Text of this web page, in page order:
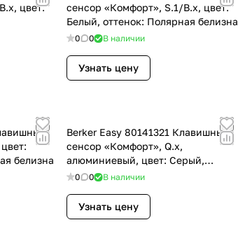
цвет:
сенсор «Комфорт», S.1/B.x, цвет:
Белый, оттенок: Полярная белизна
0 0 В наличии
Узнать цену
белизна
Berker Easy 80141321 Клавишный
сенсор «Комфорт», Q.x,
алюминиевый, цвет: Серый,
оттенок: Алюминиевый
0 0 В наличии
Узнать цену